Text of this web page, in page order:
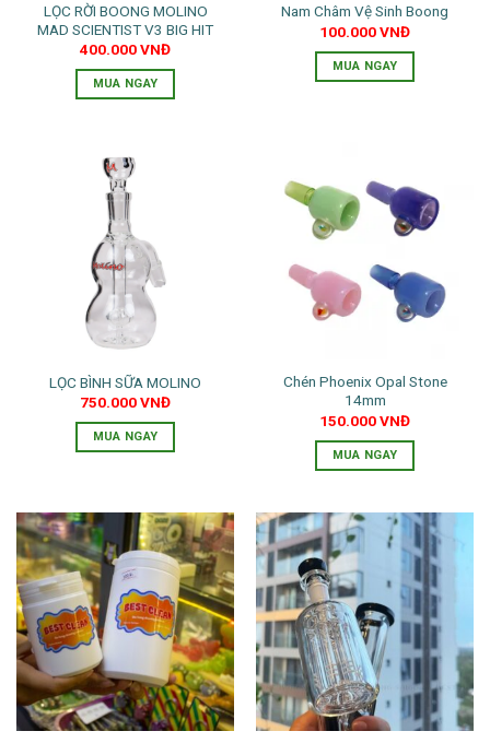
LỌC RỜI BOONG MOLINO
MAD SCIENTIST V3 BIG HIT
400.000VNĐ
MUA NGAY
Nam Châm Vệ Sinh Boong
100.000VNĐ
MUA NGAY
LỌC BÌNH SỮA MOLINO
750.000VNĐ
MUA NGAY
Chén Phoenix Opal Stone
14mm
150.000VNĐ
MUA NGAY
này
nhiều
thể.
Các
tùy
chọn
có
thể